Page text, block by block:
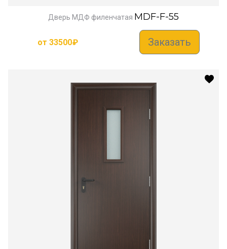
Дверь МДФ филенчатая MDF-F-55
от 33500₽ Заказать